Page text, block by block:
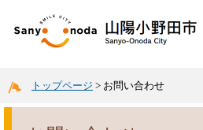
トップページ > お問い合わせ